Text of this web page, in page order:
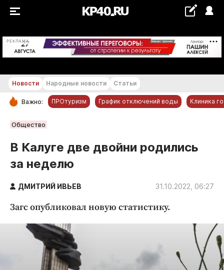
РЕКЛАМА +23...+24 °С
РУБРИКИ
Новости компаний
Статьи
Народные новости
Авто и транспорт
Благоустройство
Криминал
Культура
Недвижимость и ЖКХ
Новости Народные новости Статьи
Важно: ПРОтуризм График отключений воды Клиника
Общество
В Калуге две двойни родились
за неделю
ДМИТРИЙ ИВЬЕВ 31.10.2022, 06:27
Загс опубликовал новую статистику.